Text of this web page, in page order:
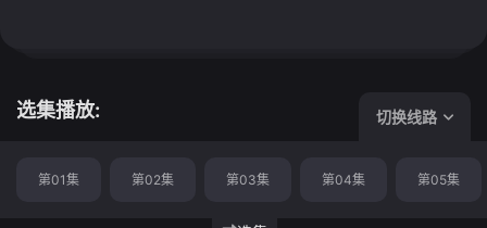
选集播放: 切换线路
第01集 第02集 第03集 第04集 第05集